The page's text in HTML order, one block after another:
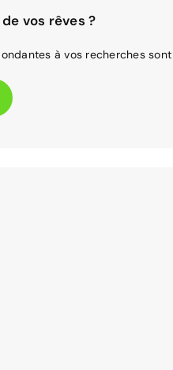
vos rêves ?
à vos recherches